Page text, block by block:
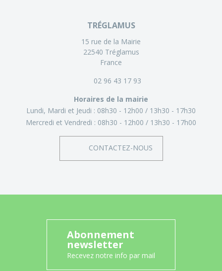
TRÉGLAMUS
15 rue de la Mairie
22540 Tréglamus
France
02 96 43 17 93
Horaires de la mairie
Lundi, Mardi et Jeudi : 08h30 - 12h00
13h30 - 17h30
Mercredi et Vendredi : 08h30 - 12h00 13h30 - 17h00
CONTACTEZ-NOUS
Abonnement
newsletter
Recevez notre info par mail